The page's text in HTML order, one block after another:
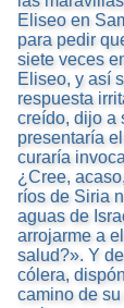
Eliseo en
para pedir
siete veces
Eliseo, y así
respuesta
creído, dijo a
presentaría
curaría
¿Cree,
ríos de Siria
aguas de
arrojarme a
salud?». Y
cólera,
camino de